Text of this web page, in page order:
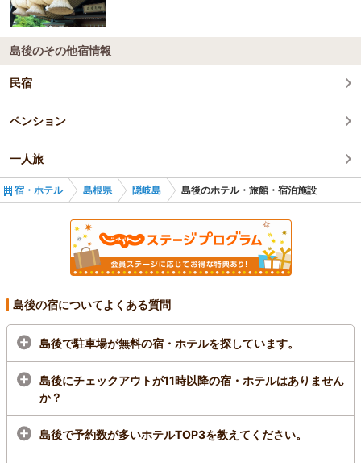
島後のその他宿情報
民宿
ペンション
一人旅
宿・ホテル 島根県 隠岐島 島後のホテル・旅館・宿泊施設
島後の宿についてよくある質問
島後で駐車場が無料の宿・ホテルを探しています。
島後にチェックアウトが11時以降の宿・ホテルはありません
か？
島後で予約数が多いホテルTOP3を教えてください。